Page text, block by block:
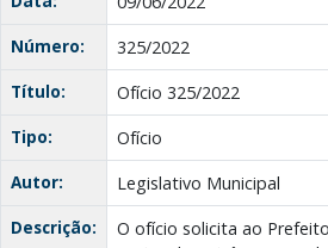
Número:
325/2022
Título:
Ofício 325/2022
Tipo:
Ofício
Autor:
Legislativo Municipal
Descrição:
O ofício solicita ao